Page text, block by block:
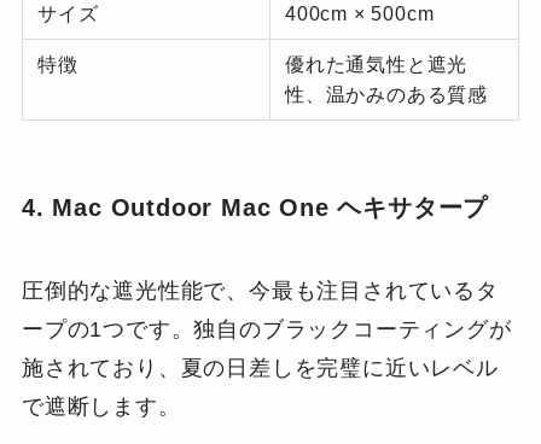
サイズ 400cm × 500cm
特徴
優れた通気性と遮光
性、温かみのある質感
4. Mac Outdoor Mac One ヘキサタープ
圧倒的な遮光性能で、今最も注目されているタ
ープの1つです。独自のブラックコーティングが
施されており、夏の日差しを完璧に近いレベル
で遮断します。